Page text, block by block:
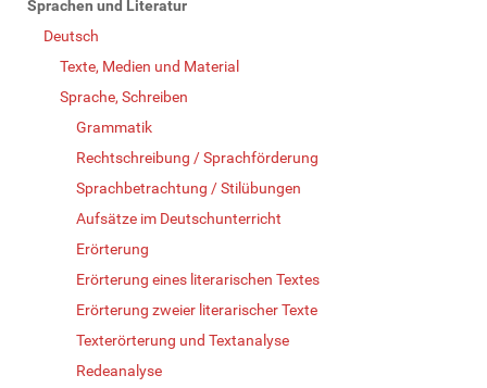
Sprachen und Literatur
Deutsch
Texte, Medien und Material
Sprache, Schreiben
Grammatik
Rechtschreibung / Sprachförderung
Sprachbetrachtung / Stilübungen
Aufsätze im Deutschunterricht
Erörterung
Erörterung eines literarischen Textes
Erörterung zweier literarischer Texte
Texterörterung und Textanalyse
Redeanalyse